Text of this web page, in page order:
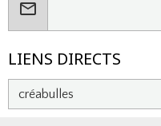
LIENS DIRECTS